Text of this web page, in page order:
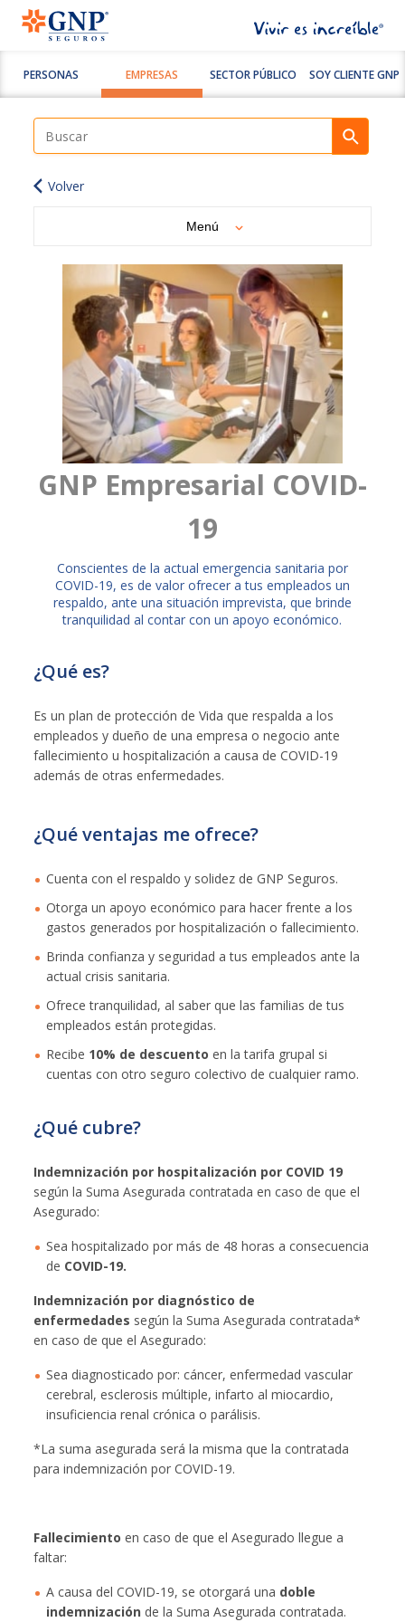
PERSONAS EMPRESAS SECTOR PÚBLICO SOY CLIENTE GNP
Volver
Menú
GNP Empresarial COVID-
19
​Conscientes de la actual emergencia sanitaria por
COVID-19, es de valor ofrecer a tus empleados un
respaldo, ante una situación imprevista, que brinde
tranquilidad al contar con un apoyo económico.
¿Qué es?
Es un plan de protección de Vida que respalda a los
empleados y dueño de una empresa o negocio ante
fallecimiento u hospitalización a causa de COVID-19
además de otras enfermedades.
¿Qué ventajas me ofrece?
Cuenta con el respaldo y solidez de GNP Seguros.
Otorga un apoyo económico para hacer frente a los
gastos generados por hospitalización o fallecimiento.
Brinda confianza y seguridad a tus empleados ante la
actual crisis sanitaria.
Ofrece tranquilidad, al saber que las familias de tus
empleados están protegidas.
Recibe 10% de descuentoen la tarifa grupal si
cuentas con otro seguro colectivo de cualquier ramo.
¿Qué cubre?
Indemnización por hospitalización por COVID 19
según la Suma Asegurada contratada en caso de que el
Asegurado:
Sea hospitalizado por más de 48 horas a consecuencia
de COVID-19.
Indemnización por diagnóstico de
enfermedades según la Suma Asegurada contratada*
en caso de que el Asegurado:
Sea diagnosticado por: cáncer, enfermedad vascular
cerebral, esclerosis múltiple, infarto al miocardio,
insuficiencia renal crónica o parálisis.
*La suma asegurada será la misma que la contratada
para indemnización por COVID-19.
Fallecimientoen caso de que el Asegurado llegue a
faltar:
A causa del COVID-19, se otorgará una doble
indemnización de la Suma Asegurada contratada.